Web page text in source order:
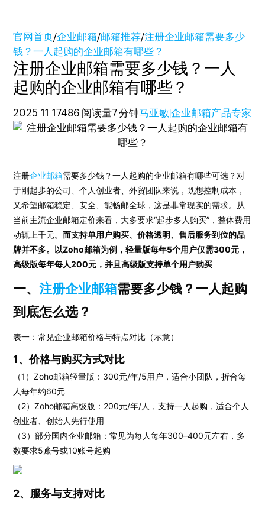
官网首页/企业邮箱/邮箱推荐/注册企业邮箱需要多少
钱？一人起购的企业邮箱有哪些？
注册企业邮箱需要多少钱？一人
起购的企业邮箱有哪些？
2025-11-17486 阅读量7 分钟马亚敏|企业邮箱产品专家
注册企业邮箱需要多少钱？一人起购的企业邮箱有哪些可选？对
于刚起步的公司、个人创业者、外贸团队来说，既想控制成本，
又希望邮箱稳定、安全、能畅邮全球，这是非常现实的需求。从
当前主流企业邮箱定价来看，大多要求“起步多人购买”，整体费用
动辄上千元。而支持单用户购买、价格透明、售后服务到位的品
牌并不多。以Zoho邮箱为例，轻量版每年5个用户仅需300元，
高级版每年每人200元，并且高级版支持单个用户购买
一、注册企业邮箱需要多少钱？一人起购
到底怎么选？
表一：常见企业邮箱价格与特点对比（示意）
1、价格与购买方式对比
（1）Zoho邮箱轻量版：300元/年/5用户，适合小团队，折合每
人每年约60元
（2）Zoho邮箱高级版：200元/年/人，支持一人起购，适合个人
创业者、创始人先行使用
（3）部分国内企业邮箱：常见为每人每年300–400元左右，多
数要求5账号或10账号起购
2、服务与支持对比